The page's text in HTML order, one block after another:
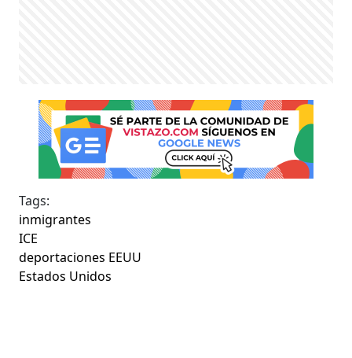
Tags:
inmigrantes
ICE
deportaciones EEUU
Estados Unidos